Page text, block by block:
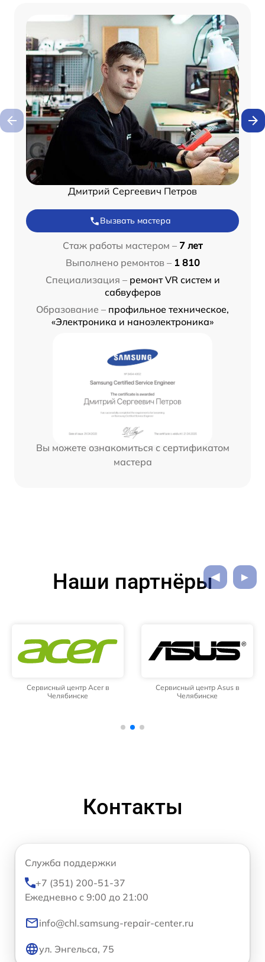
Дмитрий Сергеевич Петров
Вызвать мастера
Стаж работы мастером – 7 лет
Выполнено ремонтов – 1 810
Специализация – ремонт VR систем и
сабвуферов
Образование – профильное техническое,
«Электроника и наноэлектроника»
Вы можете ознакомиться с сертификатом
мастера
Наши партнёры
Сервисный центр Acer в
Челябинске
Сервисный центр Asus в
Челябинске
Контакты
Служба поддержки
+7 (351) 200-51-37
Ежедневно с 9:00 до 21:00
info@chl.samsung-repair-center.ru
ул. Энгельса, 75